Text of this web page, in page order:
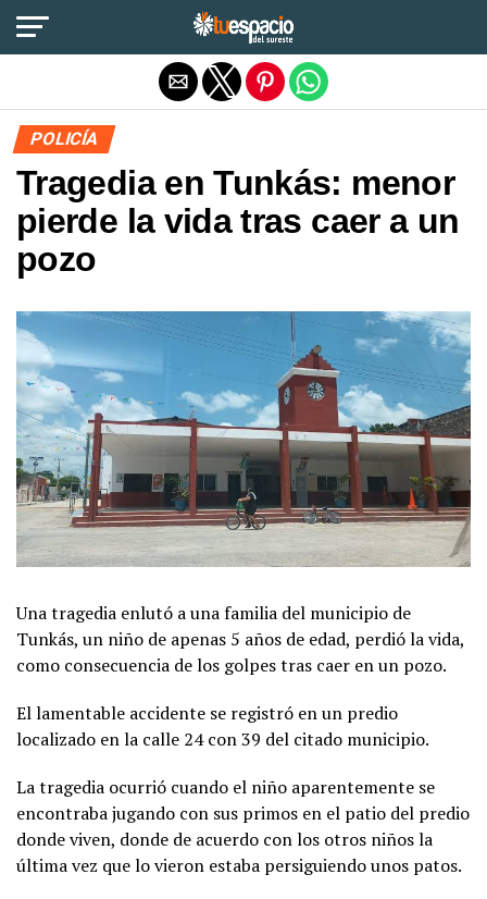
POLICÍA
Tragedia en Tunkás: menor
pierde la vida tras caer a un
pozo
Una tragedia enlutó a una familia del municipio de
Tunkás, un niño de apenas 5 años de edad, perdió la vida,
como consecuencia de los golpes tras caer en un pozo.
El lamentable accidente se registró en un predio
localizado en la calle 24 con 39 del citado municipio.
La tragedia ocurrió cuando el niño aparentemente se
encontraba jugando con sus primos en el patio del predio
donde viven, donde de acuerdo con los otros niños la
última vez que lo vieron estaba persiguiendo unos patos.
Salir de la versión móvil